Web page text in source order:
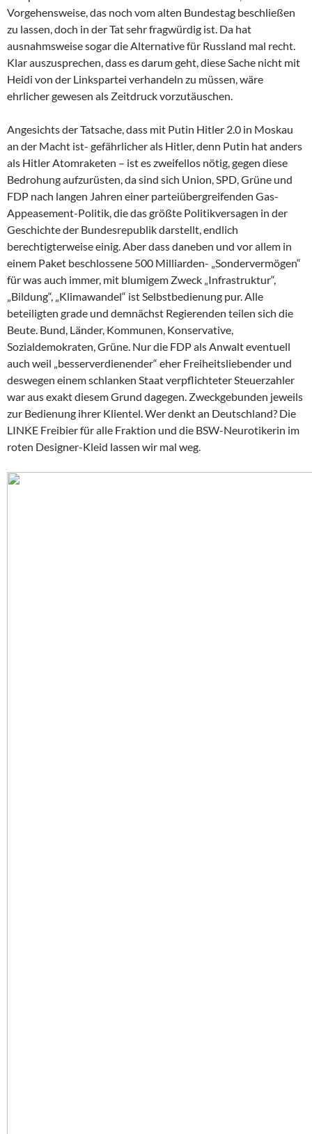
Vorgehensweise, das noch vom alten Bundestag beschließen
zu lassen, doch in der Tat sehr fragwürdig ist. Da hat
ausnahmsweise sogar die Alternative für Russland mal recht.
Klar auszusprechen, dass es darum geht, diese Sache nicht mit
Heidi von der Linkspartei verhandeln zu müssen, wäre
ehrlicher gewesen als Zeitdruck vorzutäuschen.
Angesichts der Tatsache, dass mit Putin Hitler 2.0 in Moskau
an der Macht ist- gefährlicher als Hitler, denn Putin hat anders
als Hitler Atomraketen – ist es zweifellos nötig, gegen diese
Bedrohung aufzurüsten, da sind sich Union, SPD, Grüne und
FDP nach langen Jahren einer parteiübergreifenden Gas-
Appeasement-Politik, die das größte Politikversagen in der
Geschichte der Bundesrepublik darstellt, endlich
berechtigterweise einig. Aber dass daneben und vor allem in
einem Paket beschlossene 500 Milliarden- „Sondervermögen“
für was auch immer, mit blumigem Zweck „Infrastruktur“,
„Bildung“, „Klimawandel“ ist Selbstbedienung pur. Alle
beteiligten grade und demnächst Regierenden teilen sich die
Beute. Bund, Länder, Kommunen, Konservative,
Sozialdemokraten, Grüne. Nur die FDP als Anwalt eventuell
auch weil „besserverdienender“ eher Freiheitsliebender und
deswegen einem schlanken Staat verpflichteter Steuerzahler
war aus exakt diesem Grund dagegen. Zweckgebunden jeweils
zur Bedienung ihrer Klientel. Wer denkt an Deutschland? Die
LINKE Freibier für alle Fraktion und die BSW-Neurotikerin im
roten Designer-Kleid lassen wir mal weg.